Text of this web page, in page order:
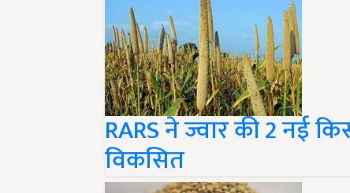
RARS ने ज्वार की 2 नई
विकसित